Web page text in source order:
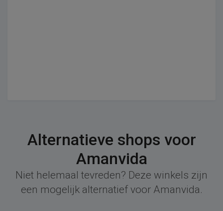
Alternatieve shops voor
Amanvida
Niet helemaal tevreden? Deze winkels zijn
een mogelijk alternatief voor Amanvida.